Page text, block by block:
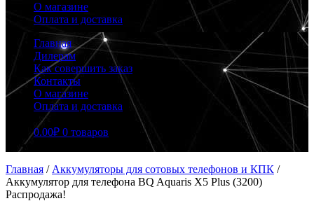
О магазине
Оплата и доставка
Главная
Дилерам
Как совершить заказ
Контакты
О магазине
Оплата и доставка
0.00₽ 0 товаров
Главная / Аккумуляторы для сотовых телефонов и КПК /
Аккумулятор для телефона BQ Aquaris X5 Plus (3200)
Распродажа!